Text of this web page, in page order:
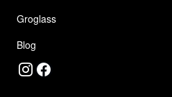
Groglass
Blog